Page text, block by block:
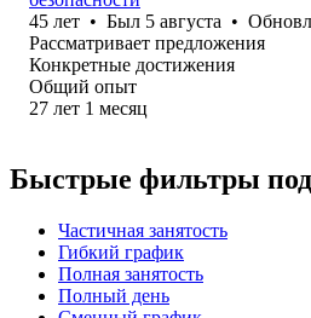
45 лет • Был 5 августа •
Рассматривает предложения
Конкретные достижения
Общий опыт
27 лет 1 месяц
Быстрые фильтры
Частичная занятость
Гибкий график
Полная занятость
Полный день